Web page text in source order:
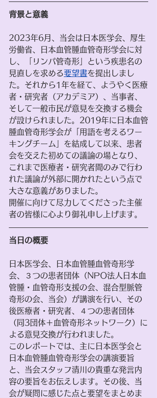
背景と意義
2023年6月、当会は日本医学会、厚生
労働省、日本血管腫血管奇形学会に対
し、「リンパ管奇形」という疾患名の
見直しを求める要望書を提出しまし
た。それから1年を経て、ようやく医療
者・研究者（アカデミア）、当事者、
そして一般市民が意見を交換する機会
が設けられました。2019年に日本血管
腫血管奇形学会が「用語を考えるワー
キングチーム」を結成して以来、患者
会を交えた初めての議論の場となり、
これまで医療者・研究者間のみで行わ
れた議論が外部に開かれたという点で
大きな意義がありました。
開催に向けて尽力してくださった主催
者の皆様に心より御礼申し上げます。
当日の概要
日本医学会、日本血管腫血管奇形学
会、３つの患者団体（NPO法人日本血
管腫・血管奇形支援の会、混合型脈管
奇形の会、当会）が講演を行い、その
後医療者・研究者、４つの患者団体
（同3団体＋血管奇形ネットワーク）に
よる意見交換が行われました。
このレポートでは、主に日本医学会と
日本血管腫血管奇形学会の講演要旨
と、当会スタッフ清川の貴重な発言内
容の要旨をお伝えします。その後、当
会が疑問に感じた点と要望をまとめま